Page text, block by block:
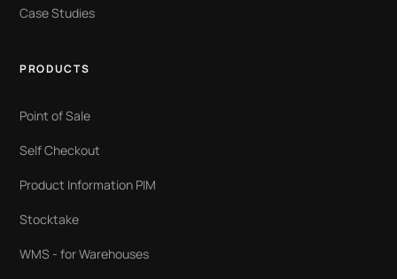
Case Studies
PRODUCTS
Point of Sale
Self Checkout
Product Information PIM
Stocktake
WMS - for Warehouses